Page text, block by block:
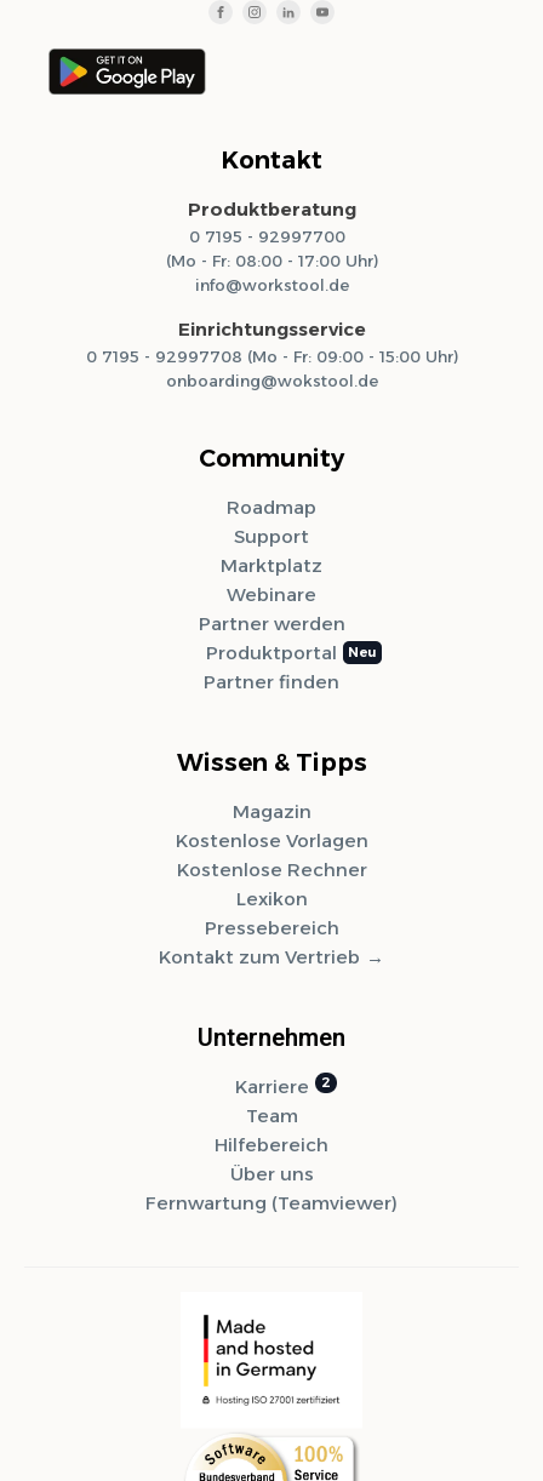
Kontakt
Produktberatung
0 7195 - 92997700
(Mo - Fr: 08:00 - 17:00 Uhr)
info@workstool.de
Einrichtungsservice
0 7195 - 92997708 (Mo - Fr: 09:00 - 15:00 Uhr)
onboarding@wokstool.de
Community
Roadmap
Support
Marktplatz
Webinare
Partner werden
Produktportal
Partner finden
Wissen & Tipps
Magazin
Kostenlose Vorlagen
Kostenlose Rechner
Lexikon
Pressebereich
Kontakt zum Vertrieb
Unternehmen
Karriere
Team
Hilfebereich
Über uns
Fernwartung (Teamviewer)